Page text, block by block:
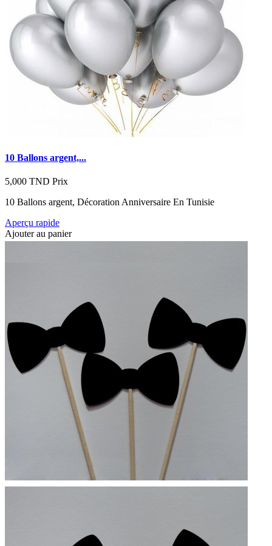
10 Ballons argent,...
5,000 TND Prix
10 Ballons argent, Décoration Anniversaire En Tunisie
Aperçu rapide
Ajouter au panier